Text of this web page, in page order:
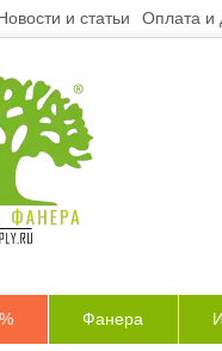
и статьи Оплата и
Фанера